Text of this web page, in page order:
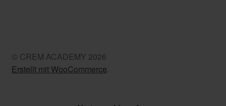
© CREM ACADEMY 2026
Erstellt mit WooCommerce.